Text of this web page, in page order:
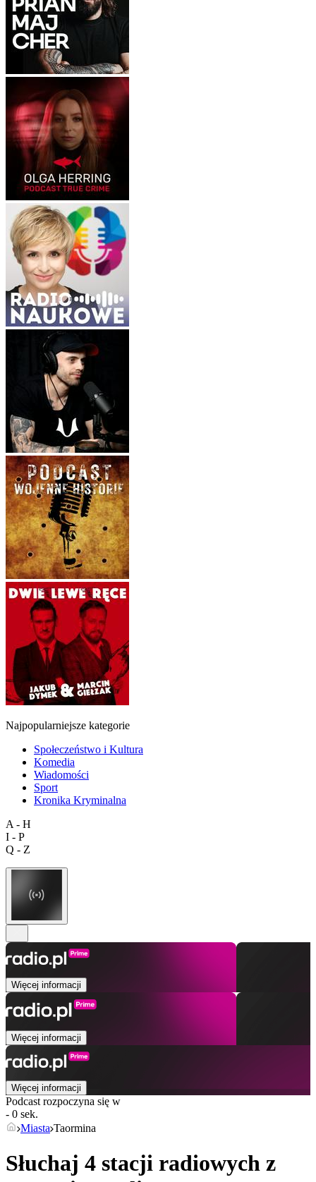
Najpopularniejsze kategorie
Społeczeństwo i Kultura
Komedia
Wiadomości
Sport
Kronika Kryminalna
A - H
I - P
Q - Z
Więcej informacji
Więcej informacji
Więcej informacji
Podcast rozpoczyna się w
- 0 sek.
Miasta Taormina
Słuchaj 4 stacji radiowych z